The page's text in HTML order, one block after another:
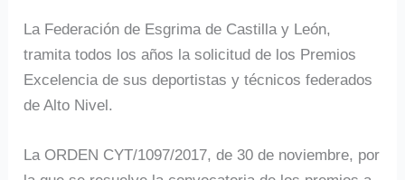
La Federación de Esgrima de Castilla y León,
tramita todos los años la solicitud de los Premios
Excelencia de sus deportistas y técnicos federados
de Alto Nivel.
La ORDEN CYT/1097/2017, de 30 de noviembre, por